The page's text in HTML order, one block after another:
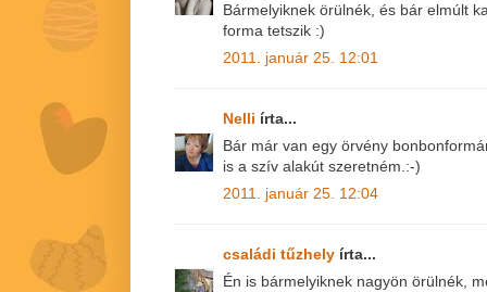
Bármelyiknek örülnék, és bár elmúlt
forma tetszik :)
2011. január 25. 12:01
Nelli írta...
Bár már van egy örvény
is a szív alakút szeretném.:-)
2011. január 25. 12:04
családi tűzhely írta...
Én is bármelyiknek nagyön örülnék,